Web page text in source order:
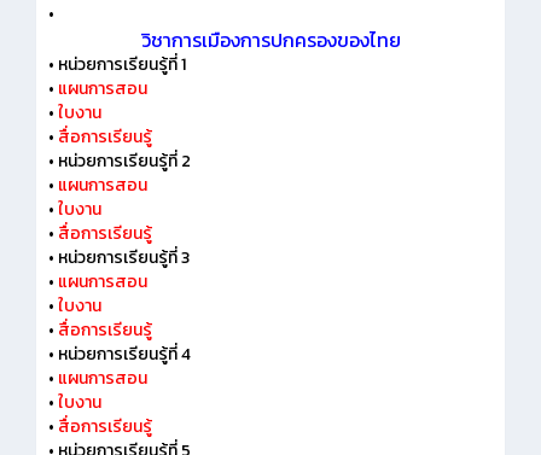
•
วิชาการเมืองการปกครองของไทย
• หน่วยการเรียนรู้ที่ 1
• แผนการสอน
•ใบงาน
• สื่อการเรียนรู้
• หน่วยการเรียนรู้ที่ 2
• แผนการสอน
•ใบงาน
• สื่อการเรียนรู้
• หน่วยการเรียนรู้ที่ 3
• แผนการสอน
•ใบงาน
• สื่อการเรียนรู้
• หน่วยการเรียนรู้ที่ 4
• แผนการสอน
•ใบงาน
• สื่อการเรียนรู้